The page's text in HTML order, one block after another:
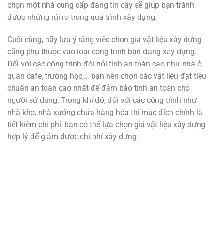
chọn một nhà cung cấp đáng tin cậy sẽ giúp bạn tránh
được những rủi ro trong quá trình xây dựng.
Cuối cùng, hãy lưu ý rằng việc chọn giá vật liệu xây dựng
cũng phụ thuộc vào loại công trình bạn đang xây dựng.
Đối với các công trình đòi hỏi tính an toàn cao như nhà ở,
quán cafe, trường học,… bạn nên chọn các vật liệu đạt tiêu
chuẩn an toàn cao nhất để đảm bảo tính an toàn cho
người sử dụng. Trong khi đó, đối với các công trình như
nhà kho, nhà xưởng chứa hàng hóa thì mục đích chính là
tiết kiệm chi phí, bạn có thể lựa chọn giá vật liệu xây dựng
hợp lý để giảm được chi phí xây dựng.